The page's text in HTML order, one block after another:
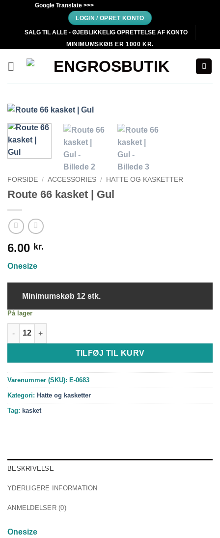
indhold
Google Translate >>>
LOGIN / OPRET KONTO
SALG TIL ALLE - ØJEBLIKKELIG OPRETTELSE AF KONTO
MINIMUMSKØB ER 1000 KR.
FORSIDE / ACCESSORIES / HATTE OG KASKETTER
Route 66 kasket | Gul
6.00 kr.
Onesize
Minimumskøb 12 stk.
På lager
Route 66 kasket | Gul antal
TILFØJ TIL KURV
Varenummer (SKU): E-0683
Kategori: Hatte og kasketter
Tag: kasket
BESKRIVELSE
YDERLIGERE INFORMATION
ANMELDELSER (0)
Onesize